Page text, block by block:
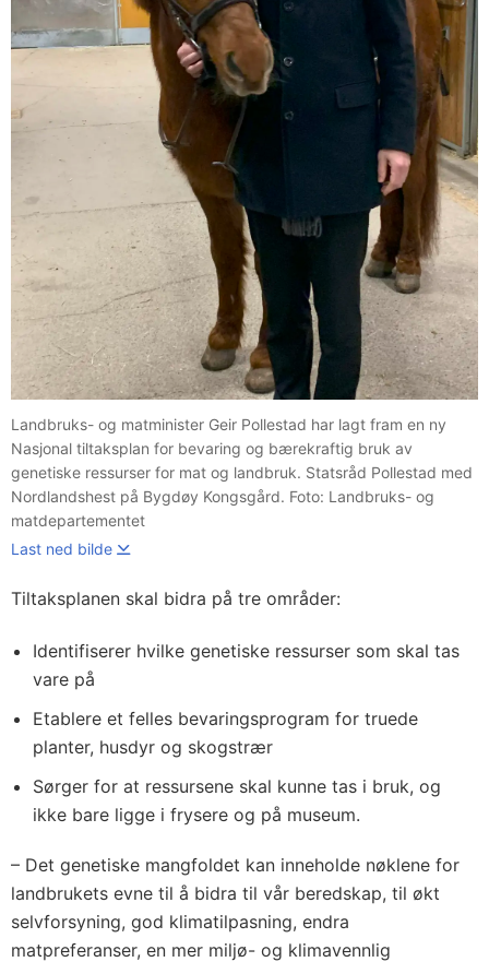
Landbruks- og matminister Geir Pollestad har lagt fram en ny
Nasjonal tiltaksplan for bevaring og bærekraftig bruk av
genetiske ressurser for mat og landbruk. Statsråd Pollestad med
Nordlandshest på Bygdøy Kongsgård. Foto: Landbruks- og
matdepartementet
Last ned bilde
Tiltaksplanen skal bidra på tre områder:
Identifiserer hvilke genetiske ressurser som skal tas
vare på
Etablere et felles bevaringsprogram for truede
planter, husdyr og skogstrær
Sørger for at ressursene skal kunne tas i bruk, og
ikke bare ligge i frysere og på museum.
– Det genetiske mangfoldet kan inneholde nøklene for
landbrukets evne til å bidra til vår beredskap, til økt
selvforsyning, god klimatilpasning, endra
matpreferanser, en mer miljø- og klimavennlig